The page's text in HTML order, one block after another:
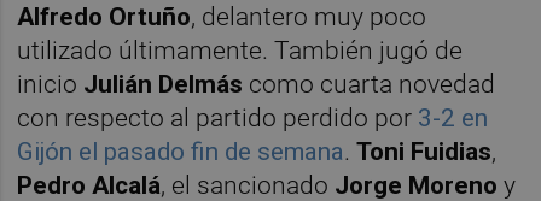
Alfredo Ortuño, delantero muy poco
utilizado últimamente. También jugó de
inicio Julián Delmás como cuarta novedad
con respecto al partido perdido por 3-2 en
Gijón el pasado fin de semana.Toni Fuidias,
Pedro Alcalá, el sancionado Jorge Moreno y